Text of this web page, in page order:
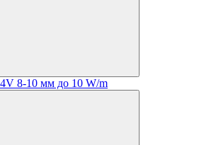
8-10 мм до 10 W/m